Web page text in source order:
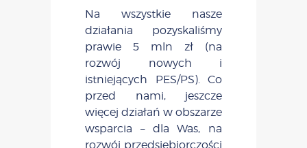
Na wszystkie nasze
działania pozyskaliśmy
prawie 5 mln zł (na
rozwój nowych i
istniejących PES/PS). Co
przed nami, jeszcze
więcej działań w obszarze
wsparcia – dla Was, na
rozwój przedsiębiorczości